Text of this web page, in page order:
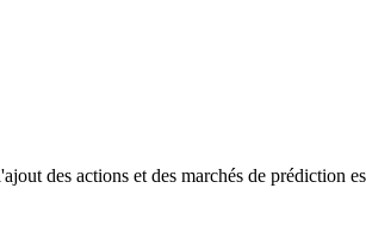
des actions et des marchés de prédiction